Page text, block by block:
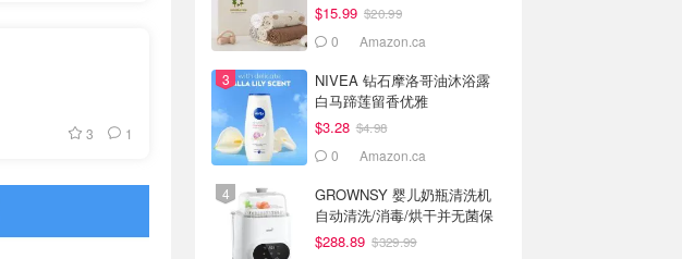
3 1
$15.99 $20.99
0 Amazon.ca
NIVEA 钻石摩洛哥油沐浴露
白马蹄莲留香优雅
$3.28 $4.98
0 Amazon.ca
GROWNSY 婴儿奶瓶清洗机
自动清洗/消毒/烘干并无菌保
存
$288.89 $329.99